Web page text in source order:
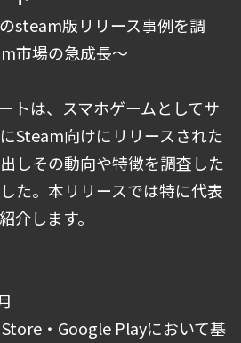
steam版リリース事例を調
市場の急成長～
トは、スマホゲームとしてサ
Steam向けにリリースされた
しその動向や特徴を調査した
た。本リリースでは特に代表
介します。
・Google Playにおいて基